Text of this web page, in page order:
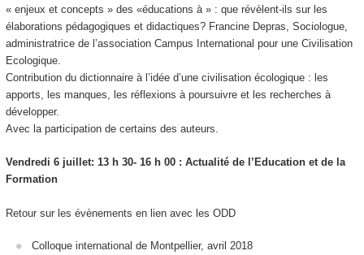
« enjeux et concepts » des «éducations à » : que révèlent-ils sur les
élaborations pédagogiques et didactiques? Francine Depras, Sociologue,
administratrice de l’association Campus International pour une Civilisation
Ecologique.
Contribution du dictionnaire à l’idée d’une civilisation écologique : les
apports, les manques, les réflexions à poursuivre et les recherches à
développer.
Avec la participation de certains des auteurs.
Vendredi 6 juillet: 13 h 30- 16 h 00 : Actualité de l’Education et de la
Formation
Retour sur les évènements en lien avec les ODD
Colloque international de Montpellier, avril 2018